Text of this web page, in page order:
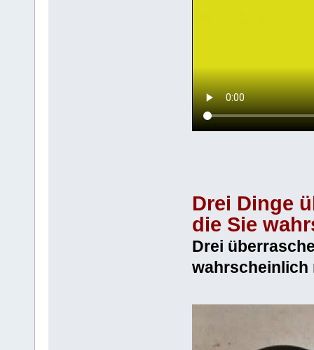
Drei Dinge
die Sie
Drei
wahrscheinlich